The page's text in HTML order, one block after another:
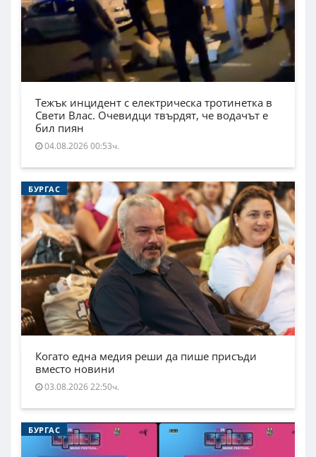
Тежък инцидент с електрическа тротинетка в
Свети Влас. Очевидци твърдят, че водачът е
бил пиян
04.08.2026 00:53ч.
БУРГАС
Когато една медия реши да пише присъди
вместо новини
03.08.2026 22:50ч.
БУРГАС